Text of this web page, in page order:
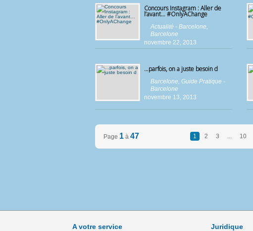
Concours Instagram : Aller de
l’avant… #OnlyAChange
Actualité - Barcelone,
Barcelone
novembre 22, 2013
…parfois, on a juste besoin d
Barcelone, Guide Pratique -
Barcelone
novembre 13, 2013
Page 1 à 47 1 2 3 ... 10
A votre service Juridique